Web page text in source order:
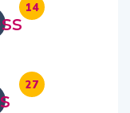
14
27